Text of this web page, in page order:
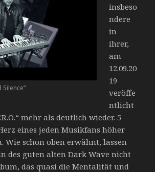
Silence“
insbeso
ndere
in
ihrer,
am
12.09.20
19
veröffe
ntlicht
mehr als deutlich wieder. 5
eines jeden Musikfans höher
Wie schon oben erwähnt, lassen
des guten alten Dark Wave nicht
das quasi die Mentalität und